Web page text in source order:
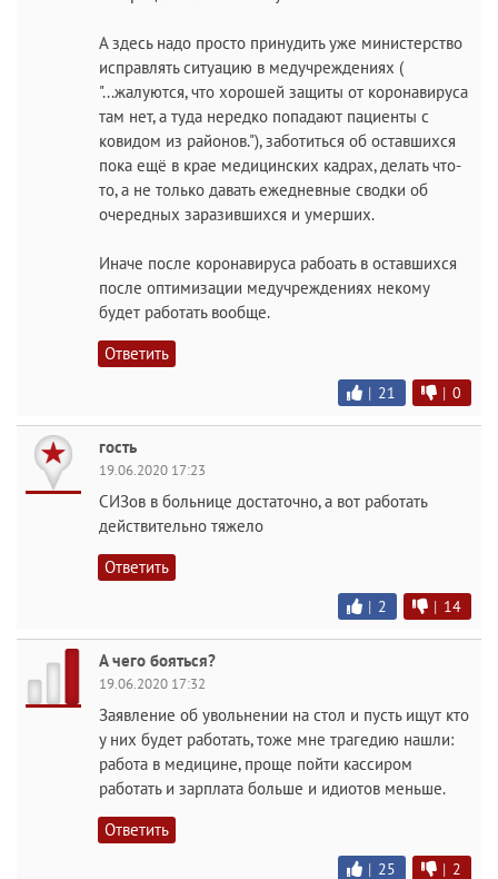
А здесь надо просто принудить уже министерство
исправлять ситуацию в медучреждениях (
"...жалуются, что хорошей защиты от коронавируса
там нет, а туда нередко попадают пациенты с
ковидом из районов."), заботиться об оставшихся
пока ещё в крае медицинских кадрах, делать что-
то, а не только давать ежедневные сводки об
очередных заразившихся и умерших.
Иначе после коронавируса рабоать в оставшихся
после оптимизации медучреждениях некому
будет работать вообще.
Ответить
| 21 | 0
гость
19.06.2020 17:23
СИЗов в больнице достаточно, а вот работать
действительно тяжело
Ответить
| 2 | 14
А чего бояться?
19.06.2020 17:32
Заявление об увольнении на стол и пусть ищут кто
у них будет работать, тоже мне трагедию нашли:
работа в медицине, проще пойти кассиром
работать и зарплата больше и идиотов меньше.
Ответить
| 25 | 2